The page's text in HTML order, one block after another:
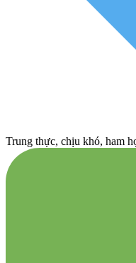
Trung thực, chịu khó, ham